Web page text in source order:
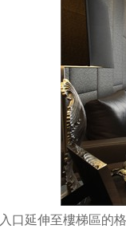
入口延伸至樓梯區的